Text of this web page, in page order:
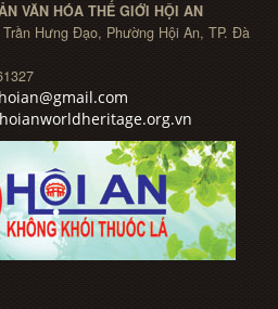
VĂN HÓA THẾ GIỚI HỘI AN
Hưng Đạo, Phường Hội An, TP. Đà